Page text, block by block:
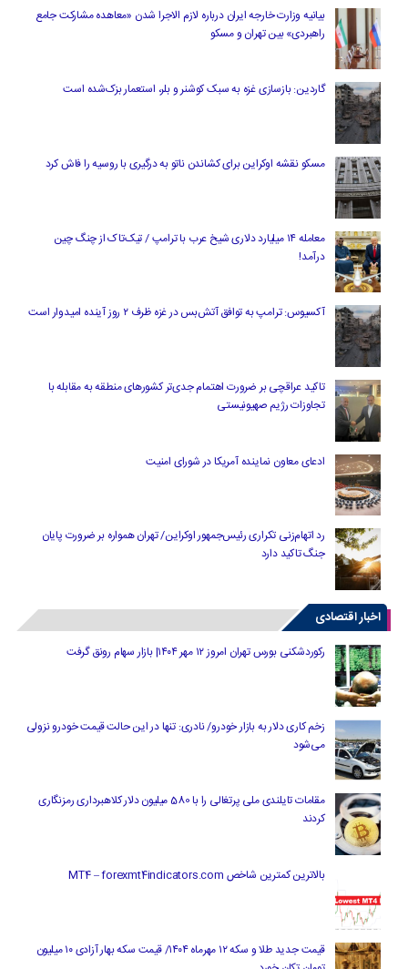
بیانیه وزارت خارجه ایران درباره لازم‌ الاجرا شدن «معاهده مشارکت جامع
راهبردی» بین تهران و مسکو
گاردین: بازسازی غزه به سبک کوشنر و بلر، استعمار بزک‌شده است
مسکو نقشه اوکراین برای کشاندن ناتو به درگیری با روسیه را فاش کرد
معامله ۱۴ میلیارد دلاری شیخ عرب با ترامپ / تیک‌تاک از چنگ چین
درآمد!
آکسیوس: ترامپ به توافق آتش‌بس در غزه ظرف ۲ روز آینده امیدوار است
تاکید عراقچی بر ضرورت اهتمام جدی‌تر کشورهای منطقه به مقابله با
تجاوزات رژیم صهیونیستی
ادعای معاون نماینده آمریکا در شورای امنیت
رد اتهام‌زنی تکراری رئیس‌جمهور اوکراین/ تهران همواره بر ضرورت پایان
جنگ تاکید دارد
اخبار اقتصادی
رکوردشکنی بورس تهران امروز ۱۲ مهر ۱۴۰۴| بازار سهام رونق گرفت
زخم کاری دلار به بازار خودرو/ نادری: تنها در این حالت قیمت خودرو نزولی
می‌شود
مقامات تایلندی ملی پرتغالی را با 580 میلیون دلار کلاهبرداری رمزنگاری
کردند
بالاترین کمترین شاخص MT4 – forexmt4indicators.com
قیمت جدید طلا و سکه ۱۲ مهرماه ۱۴۰۴/ قیمت سکه بهار آزادی ۱۰ میلیون